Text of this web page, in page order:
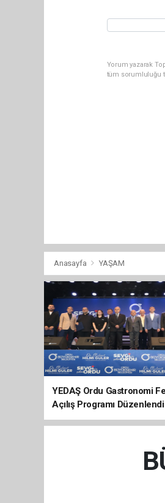
Yorum yazarak
tüm sorumluluğu
Anasayfa YAŞAM
YEDAŞ Ordu Gastronomi
Açılış Programı Düzenlendi